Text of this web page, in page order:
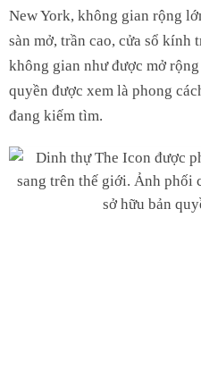
New York, không gian rộng
sàn mở, trần cao, cửa sổ kính
không gian như được mở
quyền được xem là phong
đang kiếm tìm.